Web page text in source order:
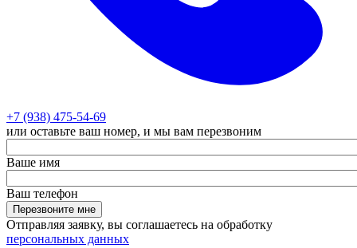
+7 (938) 475-54-69
или оставьте ваш номер, и мы вам перезвоним
Ваше имя
Ваш телефон
Перезвоните мне
Отправляя заявку, вы соглашаетесь на обработку
персональных данных